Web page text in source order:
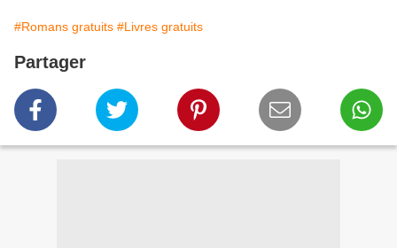
#Romans gratuits #Livres gratuits
Partager